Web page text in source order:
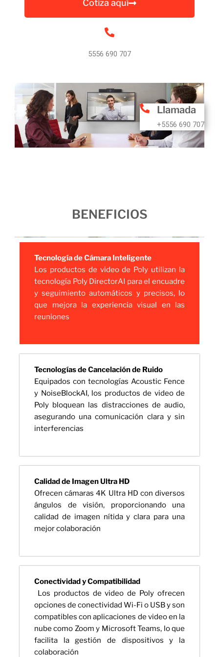
Cotiza aquí
5556 690 707
Llamada
+5556 690 707
BENEFICIOS
Tecnología de Cámara Inteligente
Los productos de video de Poly utilizan la
tecnología Poly DirectorAI para el encuadre
y seguimiento automáticos y precisos, lo
que mejora la experiencia visual en las
reuniones
Tecnologías de Cancelación de Ruido
Equipados con tecnologías Acoustic Fence
y NoiseBlockAI, los productos de video de
Poly bloquean las distracciones de audio,
asegurando una comunicación clara y sin
interferencias
Calidad de Imagen Ultra HD
Ofrecen cámaras 4K Ultra HD con diversos
ángulos de visión, proporcionando una
calidad de imagen nítida y clara para una
mejor colaboración
Conectividad y Compatibilidad
Los productos de video de Poly ofrecen
opciones de conectividad Wi-Fi o USB y son
compatibles con aplicaciones de video en la
nube como Zoom y Microsoft Teams, lo que
facilita la gestión de dispositivos y la
colaboración